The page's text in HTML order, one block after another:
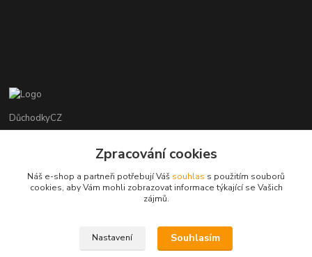
DůchodkyCZ
+420 412384749
objednavky@duchodky.cz
Zpracování cookies
Náš e-shop a partneři potřebují Váš souhlas s použitím souborů
cookies, aby Vám mohli zobrazovat informace týkající se Vašich
zájmů.
Nastavení Souhlasím